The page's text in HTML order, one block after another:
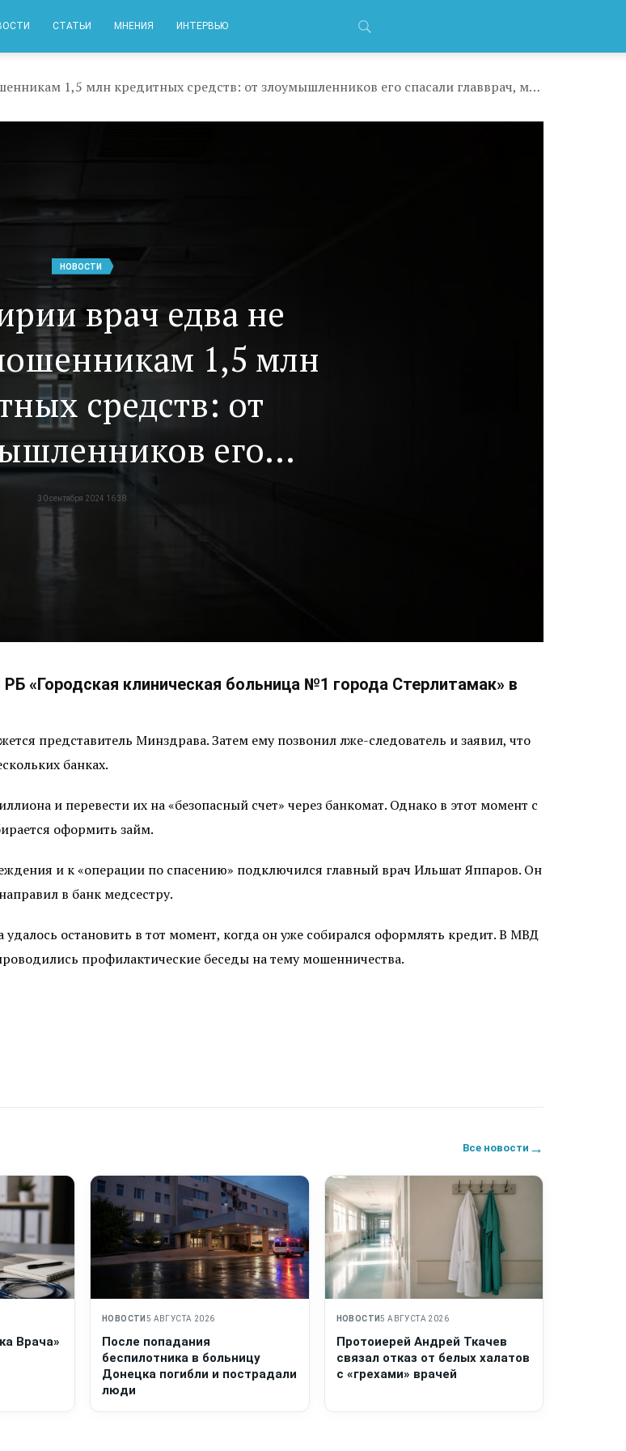
СТАТЬИ МНЕНИЯ ИНТЕРВЬЮ
В Башкирии врач едва не перевел мошенникам 1,5 млн кредитных средств: от злоумышленников его спасали главврач, медсестра, полицейские и супруга
НОВОСТИ
врач едва не
1,5 млн
средств: от
его
медсестра,
30 сентября 2024 16:38
«Городская клиническая больница №1 города Стерлитамак» в
представитель Минздрава. Затем ему позвонил лже-следователь и заявил, что
банках.
и перевести их на «безопасный счет» через банкомат. Однако в этот момент с
оформить займ.
и к «операции по спасению» подключился главный врач Ильшат Яппаров. Он
в банк медсестру.
остановить в тот момент, когда он уже собирался оформлять кредит. В МВД
профилактические беседы на тему мошенничества.
Все новости →
Врача»
НОВОСТИ 5 АВГУСТА 2026
После попадания
беспилотника в больницу
Донецка погибли и пострадали
люди
НОВОСТИ5 АВГУСТА 2026
Протоиерей Андрей Ткачев
связал отказ от белых халатов
с «грехами» врачей